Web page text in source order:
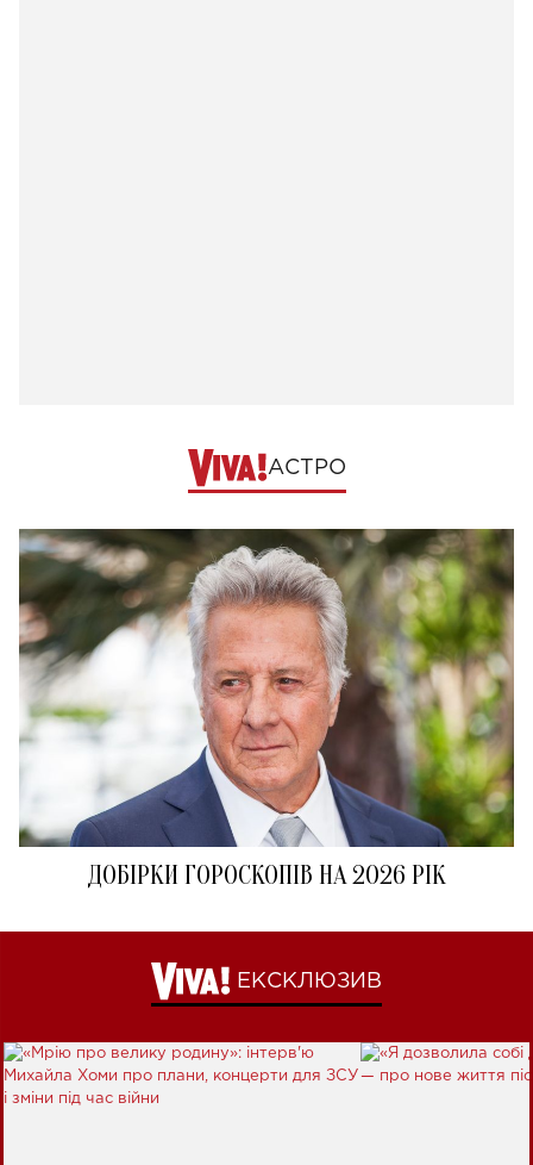
АСТРО
ДОБІРКИ ГОРОСКОПІВ НА 2026 РІК
ЕКСКЛЮЗИВ